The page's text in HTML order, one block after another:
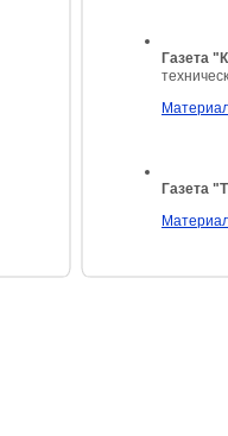
Газета "
Газета